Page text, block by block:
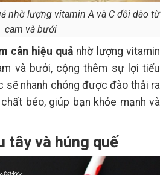
nhờ lượng vitamin A và C dồi dào từ
cam và bưởi
cân hiệu quả nhờ lượng vitamin
và bưởi, cộng thêm sự lợi tiểu
sẽ nhanh chóng được đào thải ra
béo, giúp bạn khỏe mạnh và
tây và húng quế